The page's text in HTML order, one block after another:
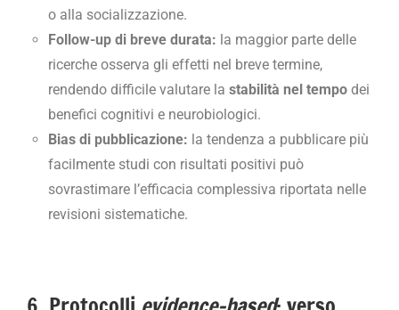
o alla socializzazione.
Follow-up di breve durata: la maggior parte delle
ricerche osserva gli effetti nel breve termine,
rendendo difficile valutare la stabilità nel tempo dei
benefici cognitivi e neurobiologici.
Bias di pubblicazione: la tendenza a pubblicare più
facilmente studi con risultati positivi può
sovrastimare l’efficacia complessiva riportata nelle
revisioni sistematiche.